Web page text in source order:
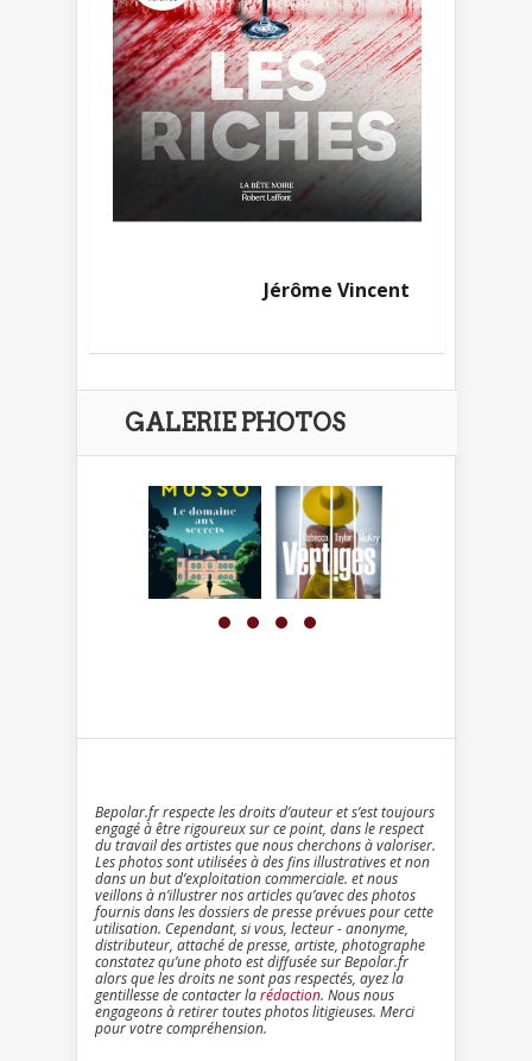
Jérôme Vincent
GALERIE PHOTOS
Bepolar.fr respecte les droits d’auteur et s’est toujours
engagé à être rigoureux sur ce point, dans le respect
du travail des artistes que nous cherchons à valoriser.
Les photos sont utilisées à des fins illustratives et non
dans un but d’exploitation commerciale. et nous
veillons à n’illustrer nos articles qu’avec des photos
fournis dans les dossiers de presse prévues pour cette
utilisation. Cependant, si vous, lecteur - anonyme,
distributeur, attaché de presse, artiste, photographe
constatez qu’une photo est diffusée sur Bepolar.fr
alors que les droits ne sont pas respectés, ayez la
gentillesse de contacter larédaction. Nous nous
engageons à retirer toutes photos litigieuses. Merci
pour votre compréhension.